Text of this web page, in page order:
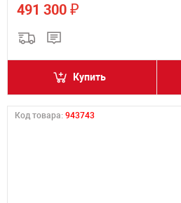
491 300 ₽
Купить
Код товара: 943743